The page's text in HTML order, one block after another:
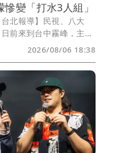
變「打水3人組」
台北報導】民視、八大
日前來到台中霧峰，主持
李雅英、檸檬以及藝人
臺灣美術館開場，阿翔
大的公立美術館，放眼
二的特色美術館。
2026/08/06 18:38